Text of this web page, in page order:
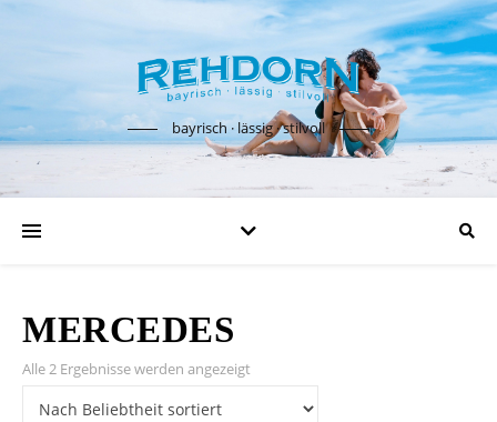
bayrisch · lässig · stilvoll
MERCEDES
Alle 2 Ergebnisse werden angezeigt